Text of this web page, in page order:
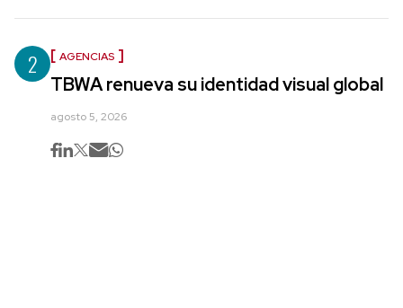
2 AGENCIAS
TBWA renueva su identidad visual global
agosto 5, 2026